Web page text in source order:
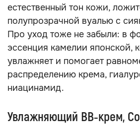
естественный тон кожи,
полупрозрачной вуалью с
Про уход тоже не забыли: в
эссенция камелии японской,
увлажняет и помогает
распределению крема,
ниацинамид.
Увлажняющий BB‑крем,